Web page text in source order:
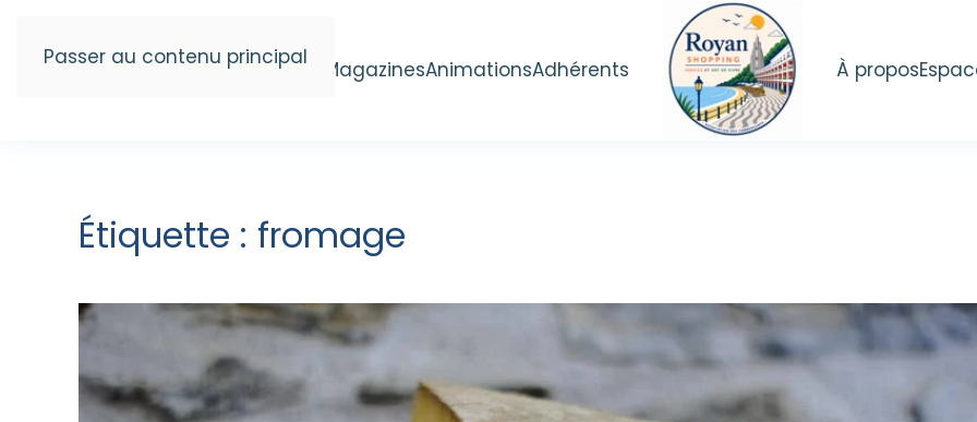
Passer au contenu principal
MagazinesAnimationsAdhérents À propos
Étiquette : fromage